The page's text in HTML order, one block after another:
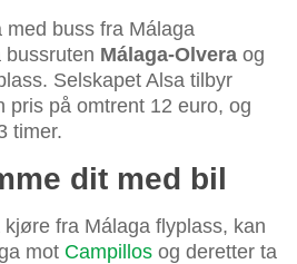
med buss fra Málaga
bussruten Málaga-Olvera og
Selskapet Alsa tilbyr
pris på omtrent 12 euro, og
timer.
dit med bil
fra Málaga flyplass, kan
mot Campillos og deretter ta